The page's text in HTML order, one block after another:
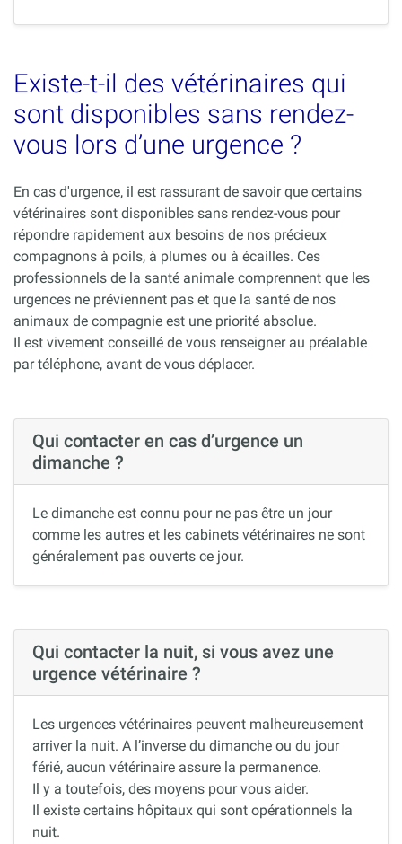
Existe-t-il des vétérinaires qui
sont disponibles sans rendez-
vous lors d’une urgence ?
En cas d'urgence, il est rassurant de savoir que certains
vétérinaires sont disponibles sans rendez-vous pour
répondre rapidement aux besoins de nos précieux
compagnons à poils, à plumes ou à écailles. Ces
professionnels de la santé animale comprennent que les
urgences ne préviennent pas et que la santé de nos
animaux de compagnie est une priorité absolue.
Il est vivement conseillé de vous renseigner au préalable
par téléphone, avant de vous déplacer.
Qui contacter en cas d’urgence un
dimanche ?
Le dimanche est connu pour ne pas être un jour
comme les autres et les cabinets vétérinaires ne sont
généralement pas ouverts ce jour.
Qui contacter la nuit, si vous avez une
urgence vétérinaire ?
Les urgences vétérinaires peuvent malheureusement
arriver la nuit. A l’inverse du dimanche ou du jour
férié, aucun vétérinaire assure la permanence.
Il y a toutefois, des moyens pour vous aider.
Il existe certains hôpitaux qui sont opérationnels la
nuit.